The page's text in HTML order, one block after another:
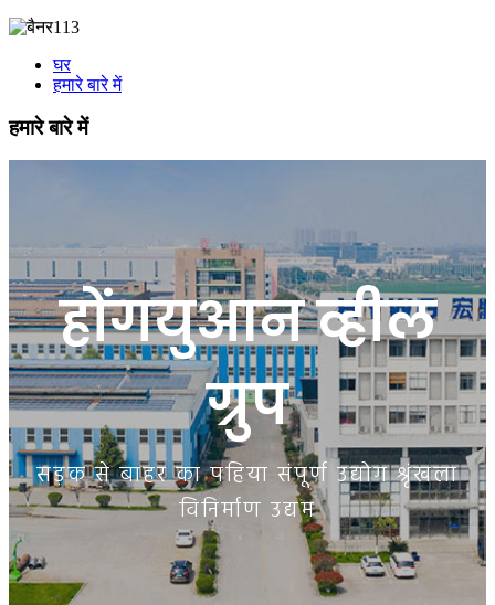
घर
हमारे बारे में
हमारे बारे में
होंगयुआन व्हील
ग्रुप
सड़क से बाहर का पहिया संपूर्ण उद्योग श्रृंखला
विनिर्माण उद्यम